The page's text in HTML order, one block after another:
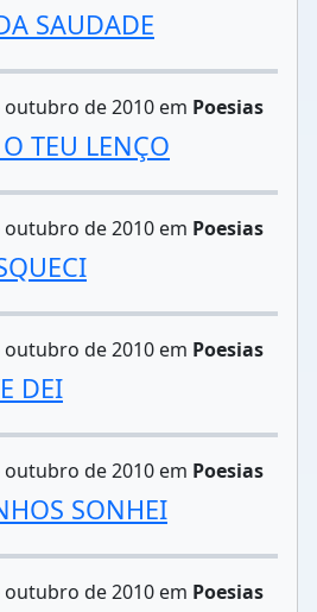
SAUDADE
de 2010 em Poesias
TEU LENÇO
de 2010 em Poesias
de 2010 em Poesias
DEI
de 2010 em Poesias
SONHEI
de 2010 em Poesias